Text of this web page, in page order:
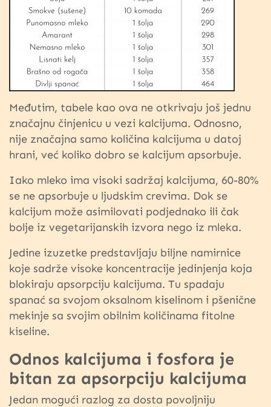
Međutim, tabele kao ova ne otkrivaju još jednu
značajnu činjenicu u vezi kalcijuma. Odnosno,
nije značajna samo količina kalcijuma u datoj
hrani, već koliko dobro se kalcijum apsorbuje.
Iako mleko ima visoki sadržaj kalcijuma, 60-80%
se ne apsorbuje u ljudskim crevima. Dok se
kalcijum može asimilovati podjednako ili čak
bolje iz vegetarijanskih izvora nego iz mleka.
Jedine izuzetke predstavljaju biljne namirnice
koje sadrže visoke koncentracije jedinjenja koja
blokiraju apsorpciju kalcijuma. Tu spadaju
spanać sa svojom oksalnom kiselinom i pšenične
mekinje sa svojim obilnim količinama fitolne
kiseline.
Odnos kalcijuma i fosfora je
bitan za apsorpciju kalcijuma
Jedan mogući razlog za dosta povoljniju